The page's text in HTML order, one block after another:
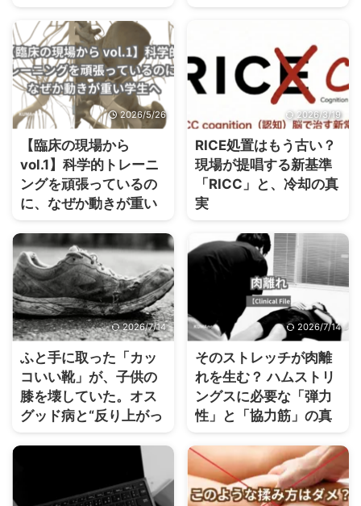
2026/5/26
【臨床の現場から
vol.1】科学的トレーニ
ングを頑張っているの
に、なぜか動きが重い
学生へ
2026/3/19
RICE処置はもう古い？
現場が提唱する新基準
「RICC」と、冷却の真
実
2026/7/14
ふと手に取った「カッ
コいい靴」が、子供の
膝を壊していた。オス
グッド病と“反り上がっ
たつま先”の関係
2026/7/14
そのストレッチが肉離
れを生む？ ハムストリ
ングスに必要な「弾力
性」と「協力筋」の真
実